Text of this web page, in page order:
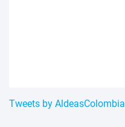
Tweets by AldeasColombia